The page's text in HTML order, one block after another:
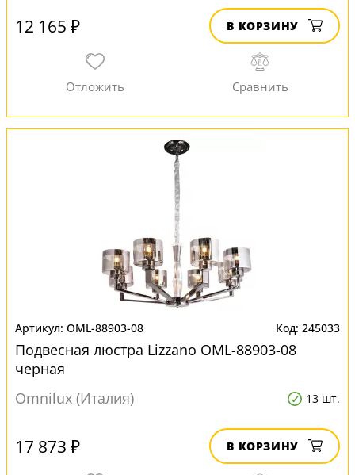
12 165 ₽ В КОРЗИНУ
OML-88903-08 245033
Подвесная люстра Lizzano OML-88903-08
черная
Omnilux (Италия)
13 шт.
17 873 ₽ В КОРЗИНУ